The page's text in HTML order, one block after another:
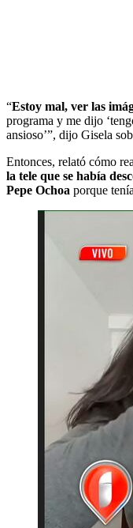
“Estoy mal, ver las
programa y me dijo
ansioso’”, dijo Gisela
Entonces, relató cómo
la tele que se había
Pepe Ochoa porque